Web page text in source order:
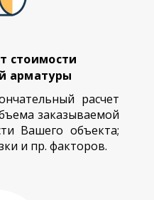
стоимости
арматуры
расчет
заказываемой
Вашего объекта;
и пр. факторов.